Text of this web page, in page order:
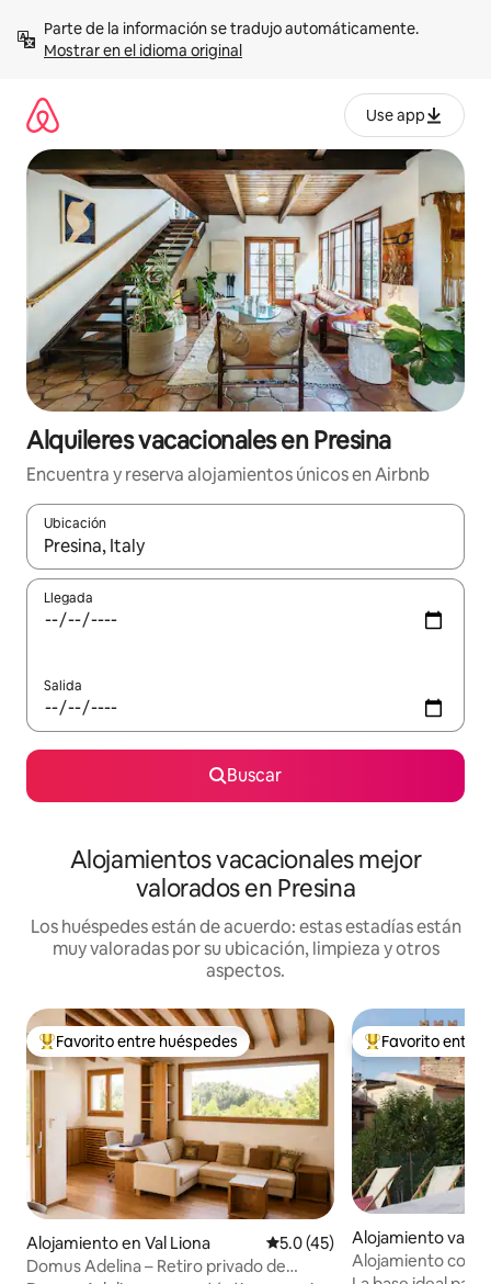
contenidoMostrar en el idioma original
Use app
Alquileres vacacionales en Presina
Encuentra y reserva alojamientos únicos en Airbnb
Ubicación
Cuando los resultados estén disponibles, navega con las
Llegada
Salida
Buscar
Alojamientos vacacionales mejor
valorados en Presina
Los huéspedes están de acuerdo: estas estadías están
muy valoradas por su ubicación, limpieza y otros
aspectos.
Favorito entre huéspedes preferido
Favorito entre huéspedes
Alojamiento en Val Liona Calificación promedio: 5.0 de
5.0 (45)
Domus Adelina – Retiro privado de
Favorito entre
Favorito entre
Alojamiento
Marostica
Alojamiento con